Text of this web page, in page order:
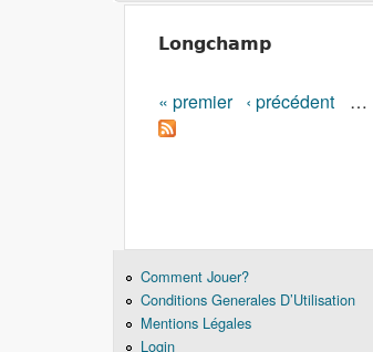
Longchamp
Pages
« premier ‹ précédent …
Comment Jouer?
Conditions Generales D’Utilisation
Mentions Légales
Login